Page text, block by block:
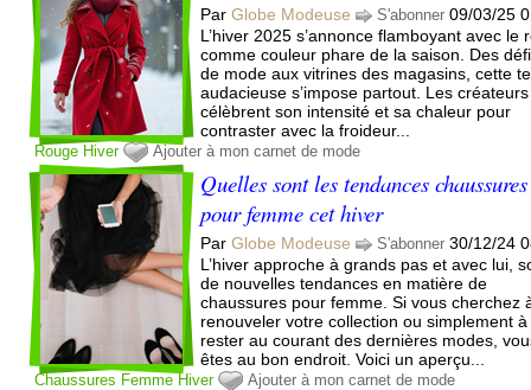
ParGlobe Modeuse S'abonner 09/03/25
L’hiver 2025 s’annonce flamboyant avec le
comme couleur phare de la saison. Des
de mode aux vitrines des magasins, cette
audacieuse s’impose partout. Les créateurs
célèbrent son intensité et sa chaleur pour
contraster avec la froideur...
Rouge Hiver Ajouter à mon carnet de mode
Quelles sont les tendances chaussures
pour femme cet hiver
ParGlobe Modeuse S'abonner 30/12/24
L’hiver approche à grands pas et avec lui,
de nouvelles tendances en matière de
chaussures pour femme. Si vous cherchez
renouveler votre collection ou simplement à
rester au courant des dernières modes,
êtes au bon endroit. Voici un aperçu...
Chaussures Femme Hiver Ajouter à mon carnet de mode